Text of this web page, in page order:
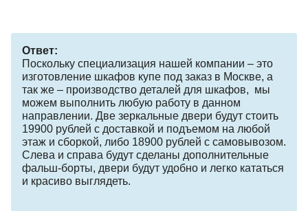
Ответ:
Поскольку специализация нашей компании – это
изготовление шкафов купе под заказ в Москве, а
так же – производство деталей для шкафов, мы
можем выполнить любую работу в данном
направлении. Две зеркальные двери будут стоить
19900 рублей с доставкой и подъемом на любой
этаж и сборкой, либо 18900 рублей с самовывозом.
Слева и справа будут сделаны дополнительные
фальш-борты, двери будут удобно и легко кататься
и красиво выглядеть.